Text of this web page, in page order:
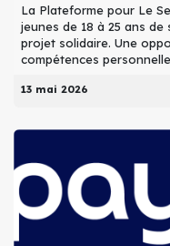
La Plateforme pour Le
jeunes de 18 à 25 ans
projet solidaire. Une
compétences
13 mai 2026